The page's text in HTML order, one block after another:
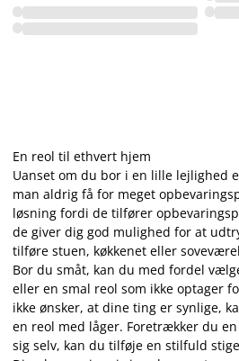
En reol til ethvert hjem
Uanset om du bor i en lille lejlighed
man aldrig få for meget
løsning fordi de tilfører
de giver dig god mulighed for at
tilføre stuen, køkkenet eller
Bor du småt, kan du med fordel
eller en smal reol som ikke optager
ikke ønsker, at dine ting er synlige,
en reol med låger. Foretrækker du
sig selv, kan du tilføje en stilfuld